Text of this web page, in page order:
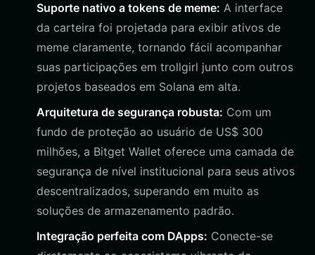
Suporte nativo a tokens de meme: A interface
da carteira foi projetada para exibir ativos de
meme claramente, tornando fácil acompanhar
suas participações em trollgirl junto com outros
projetos baseados em Solana em alta.
Arquitetura de segurança robusta: Com um
fundo de proteção ao usuário de US$ 300
milhões, a Bitget Wallet oferece uma camada de
segurança de nível institucional para seus ativos
descentralizados, superando em muito as
soluções de armazenamento padrão.
Integração perfeita com DApps: Conecte-se